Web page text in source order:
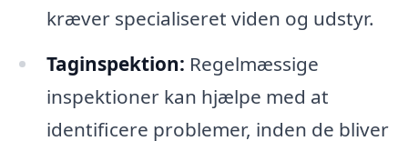
kræver specialiseret viden og udstyr.
Taginspektion: Regelmæssige
inspektioner kan hjælpe med at
identificere problemer, inden de bliver